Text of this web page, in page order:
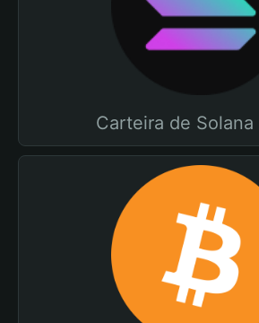
Carteira de Solana